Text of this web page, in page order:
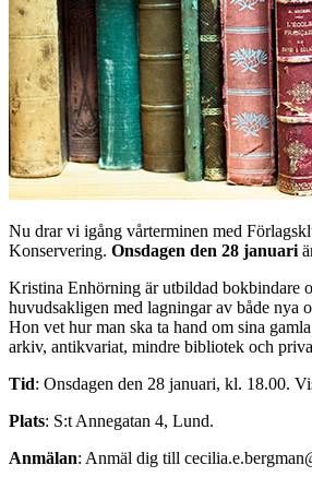
Nu drar vi igång vårterminen med
Konservering. Onsdagen den 28 januari
Kristina Enhörning är utbildad bokbindare
huvudsakligen med lagningar av både nya
Hon vet hur man ska ta hand om sina
arkiv, antikvariat, mindre bibliotek och
Tid: Onsdagen den 28 januari, kl. 18.00.
Plats: S:t Annegatan 4, Lund.
Anmälan: Anmäl dig till